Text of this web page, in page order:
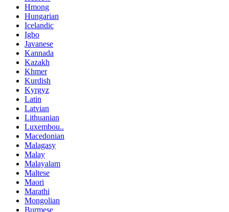
Hmong
Hungarian
Icelandic
Igbo
Javanese
Kannada
Kazakh
Khmer
Kurdish
Kyrgyz
Latin
Latvian
Lithuanian
Luxembou..
Macedonian
Malagasy
Malay
Malayalam
Maltese
Maori
Marathi
Mongolian
Burmese